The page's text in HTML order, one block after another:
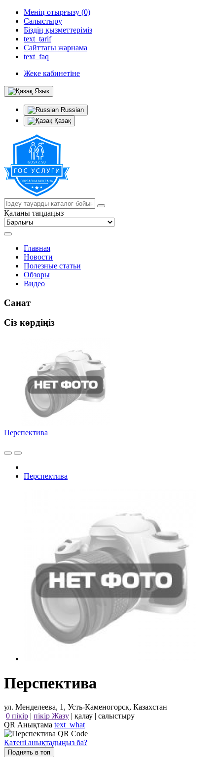
Менің отырғызу (0)
Салыстыру
Біздің қызметтеріміз
text_tarif
Сайттағы жарнама
text_faq
Жеке кабинетіне
Язык
Russian
Қазақ
Қаланы таңдаңыз
Главная
Новости
Полезные статьи
Обзоры
Видео
Санат
Сіз көрдіңіз
Перспектива
Перспектива
Перспектива
ул. Менделеева, 1, Усть-Каменогорск, Казахстан
0 пікір | пікір Жазу | қалау | салыстыру
QR Анықтама text_what
Қатені анықтадыңыз ба?
Поднять в топ